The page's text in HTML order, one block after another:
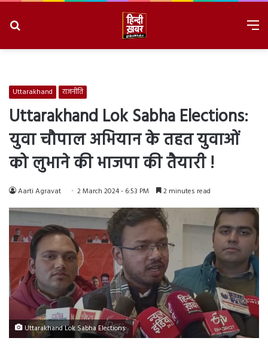
Uttarakhand राजनीति
Uttarakhand Lok Sabha Elections:
युवा चौपाल अभियान के तहत युवाओं
को लुभाने की भाजपा की तैयारी !
Aarti Agravat 2 March 2024 - 6:53 PM 2 minutes read
Uttarakhand Lok Sabha Elections: